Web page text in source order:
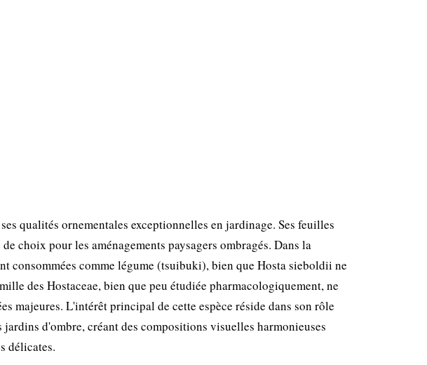
qualités ornementales exceptionnelles en jardinage. Ses feuilles
choix pour les aménagements paysagers ombragés. Dans la
consommées comme légume (tsuibuki), bien que Hosta sieboldii ne
des Hostaceae, bien que peu étudiée pharmacologiquement, ne
majeures. L'intérêt principal de cette espèce réside dans son rôle
d'ombre, créant des compositions visuelles harmonieuses
délicates.